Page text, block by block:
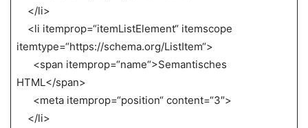
</li>
<li itemprop=“itemListElement“ itemscope
itemtype=“https://schema.org/ListItem“>
<span itemprop=“name“>Semantisches
HTML</span>
<meta itemprop=“position“ content=“3″>
</li>